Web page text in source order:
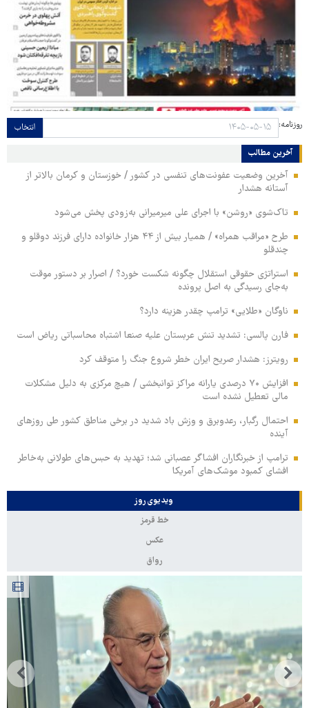
روزنامه: انتخاب
آخرین مطالب
آخرین وضعیت عفونت‌های تنفسی در کشور / خوزستان و کرمان بالاتر از
آستانه هشدار
تاک‌شوی «روشن» با اجرای علی میرمیرانی به‌زودی پخش می‌شود
طرح «مراقب همراه» / همیار بیش از ۴۴ هزار خانواده دارای فرزند دوقلو و
چندقلو
استراتژی حقوقی استقلال چگونه شکست خورد؟ / اصرار بر دستور موقت
به‌جای رسیدگی به اصل پرونده
ناوگان «طلایی» ترامپ چقدر هزینه دارد؟
فارن پالسی: تشدید تنش عربستان علیه صنعا اشتباه محاسباتی ریاض است
رویترز: هشدار صریح ایران خطر شروع جنگ را متوقف کرد
افزایش ۷۰ درصدی یارانه مراکز توانبخشی / هیچ مرکزی به دلیل مشکلات
مالی تعطیل نشده است
احتمال رگبار، رعدوبرق و وزش باد شدید در برخی مناطق کشور طی روزهای
آینده
ترامپ از خبرنگاران افشاگر عصبانی شد؛ تهدید به حبس‌های طولانی به‌خاطر
افشای کمبود موشک‌های آمریکا
ویدیوی روز
خط قرمز
عکس
رواق